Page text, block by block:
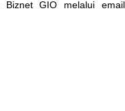
Biznet GIO melalui
email